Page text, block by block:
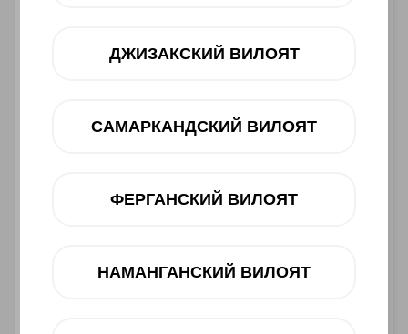
ДЖИЗАКСКИЙ ВИЛОЯТ
САМАРКАНДСКИЙ ВИЛОЯТ
ФЕРГАНСКИЙ ВИЛОЯТ
НАМАНГАНСКИЙ ВИЛОЯТ